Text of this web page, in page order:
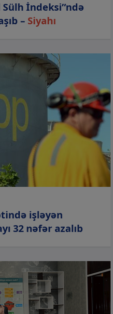
İndeksi”ndə
– Siyahı
işləyən
32 nəfər azalıb